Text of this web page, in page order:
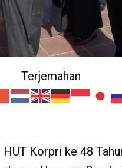
Terjemahan
Korpri ke 48